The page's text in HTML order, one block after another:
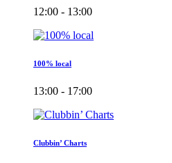
12:00 - 13:00
100% local
13:00 - 17:00
Clubbin’ Charts